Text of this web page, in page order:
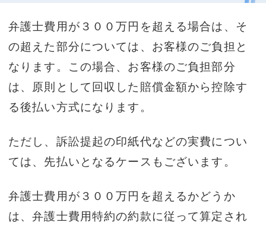
弁護士費用が３００万円を超える場合は、そ
の超えた部分については、お客様のご負担と
なります。この場合、お客様のご負担部分
は、原則として回収した賠償金額から控除す
る後払い方式になります。
ただし、訴訟提起の印紙代などの実費につい
ては、先払いとなるケースもございます。
弁護士費用が３００万円を超えるかどうか
は、弁護士費用特約の約款に従って算定され